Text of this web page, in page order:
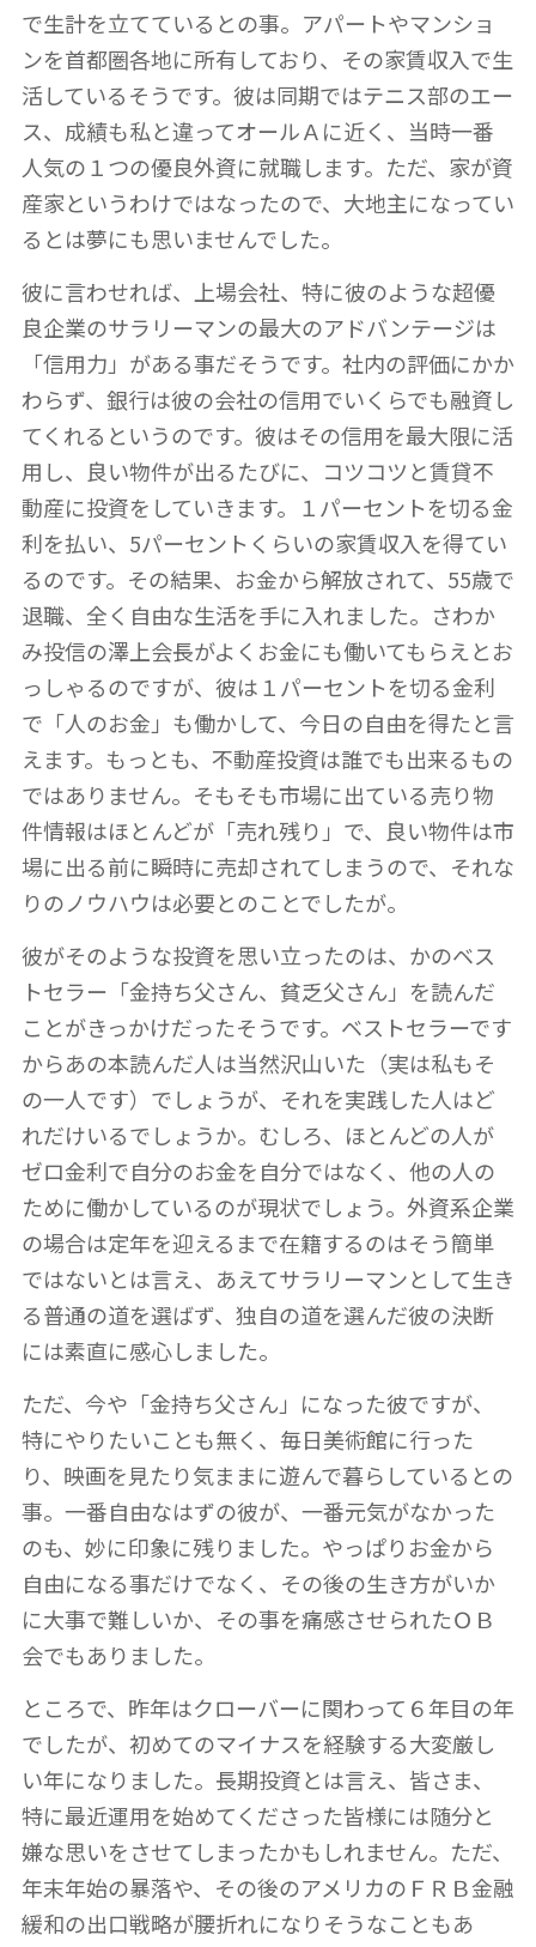
で生計を立てているとの事。アパートやマンショ
ンを首都圏各地に所有しており、その家賃収入で生
活しているそうです。彼は同期ではテニス部のエー
ス、成績も私と違ってオールＡに近く、当時一番
人気の１つの優良外資に就職します。ただ、家が資
産家というわけではなったので、大地主になってい
るとは夢にも思いませんでした。
彼に言わせれば、上場会社、特に彼のような超優
良企業のサラリーマンの最大のアドバンテージは
「信用力」がある事だそうです。社内の評価にかか
わらず、銀行は彼の会社の信用でいくらでも融資し
てくれるというのです。彼はその信用を最大限に活
用し、良い物件が出るたびに、コツコツと賃貸不
動産に投資をしていきます。１パーセントを切る金
利を払い、5パーセントくらいの家賃収入を得てい
るのです。その結果、お金から解放されて、55歳で
退職、全く自由な生活を手に入れました。さわか
み投信の澤上会長がよくお金にも働いてもらえとお
っしゃるのですが、彼は１パーセントを切る金利
で「人のお金」も働かして、今日の自由を得たと言
えます。もっとも、不動産投資は誰でも出来るもの
ではありません。そもそも市場に出ている売り物
件情報はほとんどが「売れ残り」で、良い物件は市
場に出る前に瞬時に売却されてしまうので、それな
りのノウハウは必要とのことでしたが。
彼がそのような投資を思い立ったのは、かのベス
トセラー「金持ち父さん、貧乏父さん」を読んだ
ことがきっかけだったそうです。ベストセラーです
からあの本読んだ人は当然沢山いた（実は私もそ
の一人です）でしょうが、それを実践した人はど
れだけいるでしょうか。むしろ、ほとんどの人が
ゼロ金利で自分のお金を自分ではなく、他の人の
ために働かしているのが現状でしょう。外資系企業
の場合は定年を迎えるまで在籍するのはそう簡単
ではないとは言え、あえてサラリーマンとして生き
る普通の道を選ばず、独自の道を選んだ彼の決断
には素直に感心しました。
ただ、今や「金持ち父さん」になった彼ですが、
特にやりたいことも無く、毎日美術館に行った
り、映画を見たり気ままに遊んで暮らしているとの
事。一番自由なはずの彼が、一番元気がなかった
のも、妙に印象に残りました。やっぱりお金から
自由になる事だけでなく、その後の生き方がいか
に大事で難しいか、その事を痛感させられたＯＢ
会でもありました。
ところで、昨年はクローバーに関わって６年目の年
でしたが、初めてのマイナスを経験する大変厳し
い年になりました。長期投資とは言え、皆さま、
特に最近運用を始めてくださった皆様には随分と
嫌な思いをさせてしまったかもしれません。ただ、
年末年始の暴落や、その後のアメリカのＦＲＢ金融
緩和の出口戦略が腰折れになりそうなこともあ